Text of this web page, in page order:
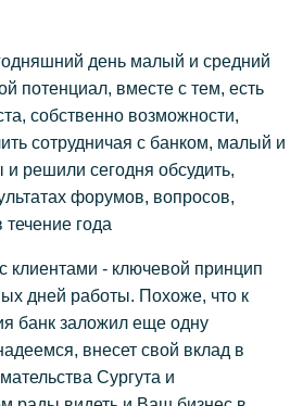
день малый и средний
потенциал, вместе с тем, есть
собственно возможности,
сотрудничая с банком, малый и
решили сегодня обсудить,
форумов, вопросов,
года
клиентами - ключевой принцип
дней работы. Похоже, что к
банк заложил еще одну
внесет свой вклад в
Сургута и